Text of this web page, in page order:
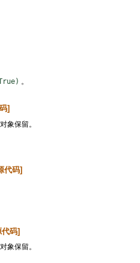
。
]
象保留。
代码]
码]
象保留。